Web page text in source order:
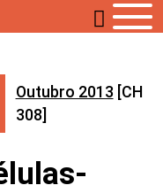
Outubro 2013 [CH
308]